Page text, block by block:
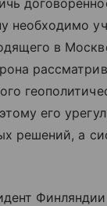
необходимо
в
его
решений, а